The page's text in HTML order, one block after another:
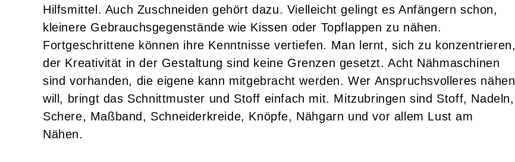
Hilfsmittel. Auch Zuschneiden gehört dazu. Vielleicht gelingt es Anfängern schon,
kleinere Gebrauchsgegenstände wie Kissen oder Topflappen zu nähen.
Fortgeschrittene können ihre Kenntnisse vertiefen. Man lernt, sich zu konzentrieren,
der Kreativität in der Gestaltung sind keine Grenzen gesetzt. Acht Nähmaschinen
sind vorhanden, die eigene kann mitgebracht werden. Wer Anspruchsvolleres nähen
will, bringt das Schnittmuster und Stoff einfach mit. Mitzubringen sind Stoff, Nadeln,
Schere, Maßband, Schneiderkreide, Knöpfe, Nähgarn und vor allem Lust am
Nähen.